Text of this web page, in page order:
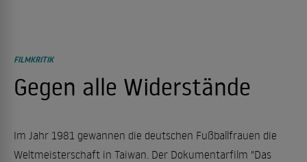
FILMKRITIK
Gegen alle Widerstände
Im Jahr 1981 gewannen die deutschen Fußballfrauen die
Weltmeisterschaft in Taiwan. Der Dokumentarfilm "Das